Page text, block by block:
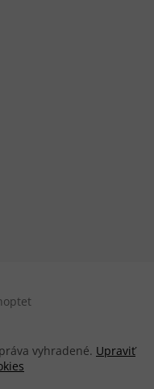
vyhradené. Upraviť